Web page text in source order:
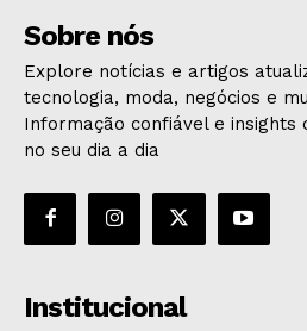
Sobre nós
Explore notícias e artigos
tecnologia, moda, negócios e
Informação confiável e insights
no seu dia a dia
Institucional